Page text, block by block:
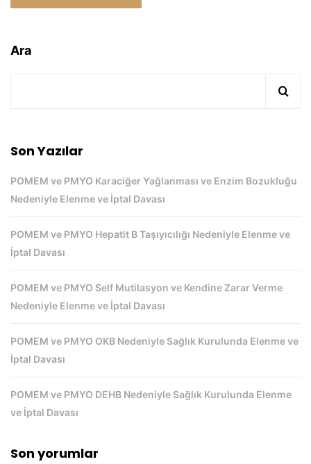
Ara
Son Yazılar
POMEM ve PMYO Karaciğer Yağlanması ve Enzim Bozukluğu
Nedeniyle Elenme ve İptal Davası
POMEM ve PMYO Hepatit B Taşıyıcılığı Nedeniyle Elenme ve
İptal Davası
POMEM ve PMYO Self Mutilasyon ve Kendine Zarar Verme
Nedeniyle Elenme ve İptal Davası
POMEM ve PMYO OKB Nedeniyle Sağlık Kurulunda Elenme ve
İptal Davası
POMEM ve PMYO DEHB Nedeniyle Sağlık Kurulunda Elenme
ve İptal Davası
Son yorumlar